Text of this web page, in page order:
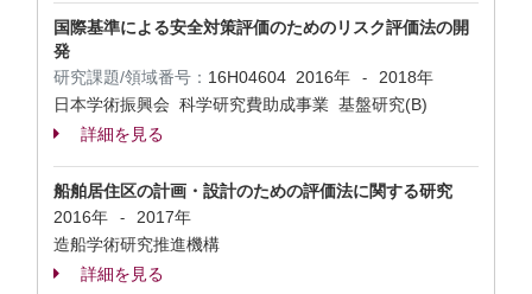
国際基準による安全対策評価のためのリスク評価法の開
発
研究課題/領域番号： 16H04604 2016年 -
2018年
日本学術振興会 科学研究費助成事業 基盤研究(B)
詳細を見る
船舶居住区の計画・設計のための評価法に関する研究
2016年
-
2017年
造船学術研究推進機構
詳細を見る